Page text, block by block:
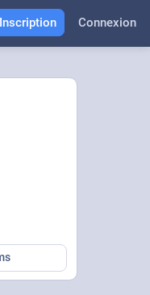
Inscription Connexion